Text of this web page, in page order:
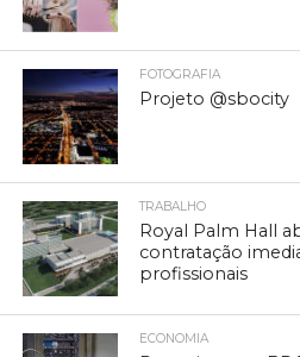
FOTOGRAFIA
Projeto @sbocity
TRABALHO
Royal Palm Hall
contratação
profissionais
ECONOMIA